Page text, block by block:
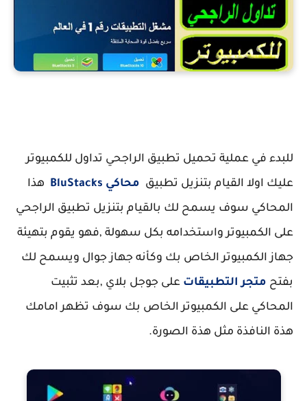
للبدء في عملية تحميل تطبيق الراجحي تداول للكمبيوتر
عليك اولا القيام بتنزيل تطبيق محاكي BluStacks
هذا
المحاكي سوف يسمح لك بالقيام بتنزيل تطبيق الراجحي
على الكمبيوتر واستخدامه بكل سهولة ,فهو يقوم بتهيئة
جهاز الكمبيوتر الخاص بك وكأنه جهاز جوال ويسمح لك
بفتح متجر التطبيقات على جوجل بلاي ,بعد تثبيت
المحاكي على الكمبيوتر الخاص بك سوف تظهر امامك
هذة النافذة مثل هذة الصورة.